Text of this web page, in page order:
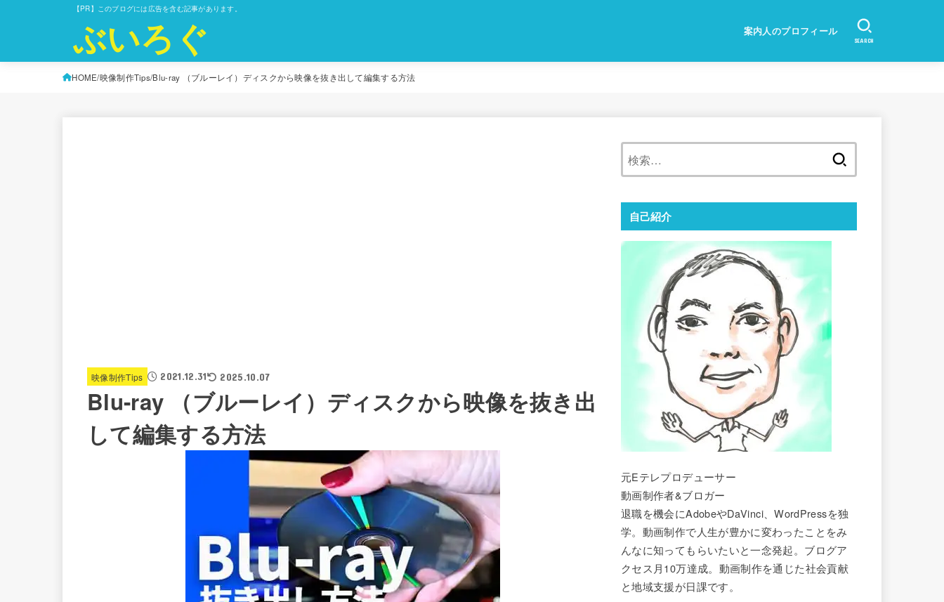
【PR】このブログには広告を含む記事があります。
ぶいろぐ 案内人のプロフィール
SEARCH
HOME 映像制作Tips Blu-ray （ブルーレイ）ディスクから映像を抜き出して編集する方法
映像制作Tips 2021.12.31 2025.10.07
Blu-ray （ブルーレイ）ディスクから映像を抜き出
して編集する方法
自己紹介
元Eテレプロデューサー
動画制作者&ブロガー
退職を機会にAdobeやDaVinci、WordPressを独
学。動画制作で人生が豊かに変わったことをみ
んなに知ってもらいたいと一念発起。ブログア
クセス月10万達成。動画制作を通じた社会貢献
と地域支援が日課です。